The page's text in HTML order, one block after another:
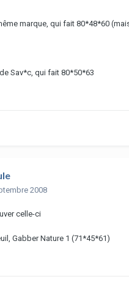
marque, qui fait 80*48*60
Sav*c, qui fait 80*50*63
2008
celle-ci
Gabber Nature 1 (71*45*61)